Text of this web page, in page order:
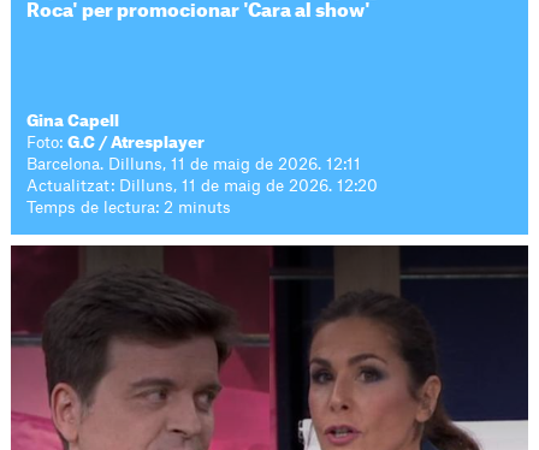
Roca' per promocionar 'Cara al show'
Gina Capell
Foto:G.C / Atresplayer
Barcelona. Dilluns, 11 de maig de 2026. 12:11
Actualitzat: Dilluns, 11 de maig de 2026. 12:20
Temps de lectura: 2 minuts